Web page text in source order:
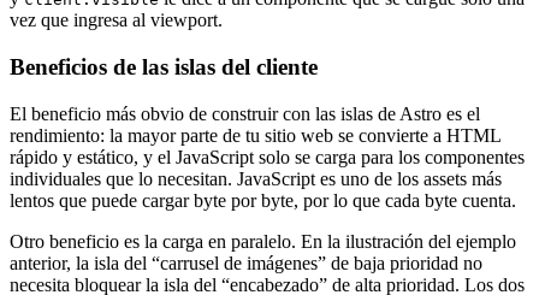
vez que ingresa al viewport.
Beneficios de las islas del cliente
El beneficio más obvio de construir con las islas de Astro es el
rendimiento: la mayor parte de tu sitio web se convierte a HTML
rápido y estático, y el JavaScript solo se carga para los componentes
individuales que lo necesitan. JavaScript es uno de los assets más
lentos que puede cargar byte por byte, por lo que cada byte cuenta.
Otro beneficio es la carga en paralelo. En la ilustración del ejemplo
anterior, la isla del “carrusel de imágenes” de baja prioridad no
necesita bloquear la isla del “encabezado” de alta prioridad. Los dos